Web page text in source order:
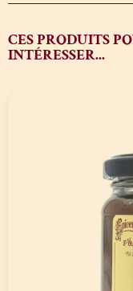
CES PRODUITS
INTÉRESSER...